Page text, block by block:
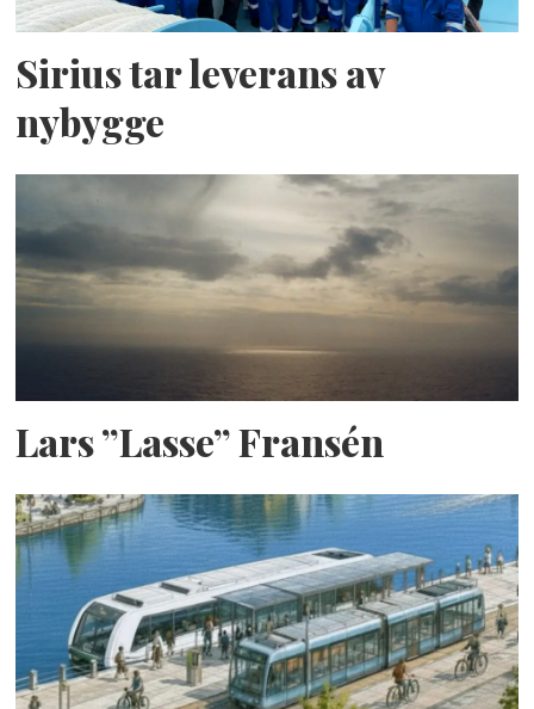
Sirius tar leverans av
nybygge
Lars ”Lasse” Fransén